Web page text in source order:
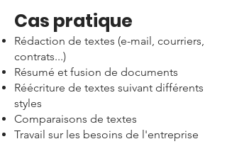
Cas pratique
​Rédaction de textes (e-mail, courriers,
contrats...)
Résumé et fusion de documents
Réécriture de textes suivant différents
styles
Comparaisons de textes
Travail sur les besoins de l'entreprise